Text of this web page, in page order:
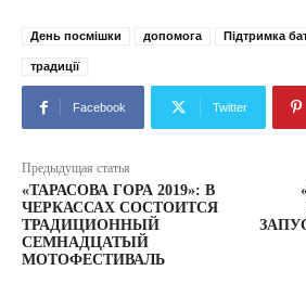
День посмішки допомога Підтримка
традиції
Facebook Twitter
Предыдущая статья
«ТАРАСОВА ГОРА 2019»: В
ЧЕРКАССАХ СОСТОИТСЯ
ТРАДИЦИОННЫЙ
СЕМНАДЦАТЫЙ
МОТОФЕСТИВАЛЬ